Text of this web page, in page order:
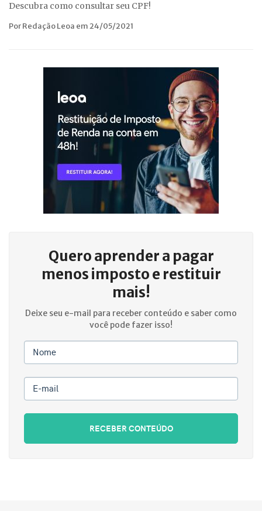
Descubra como consultar seu CPF!
Por Redação Leoa em 24/05/2021
Quero aprender a pagar
menos imposto e restituir
mais!
Deixe seu e-mail para receber conteúdo e saber como
você pode fazer isso!
Nome
E-mail
RECEBER CONTEÚDO